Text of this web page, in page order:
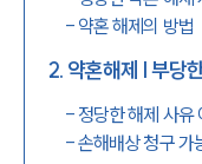
- 약혼 해제의 방법
2. 약혼해제 | 부당
- 정당한 해제 사유
-손해배상 청구 가